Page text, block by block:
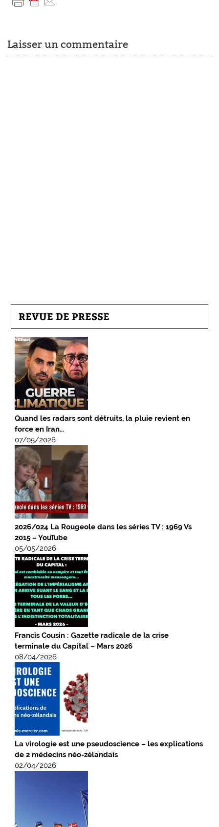
Laisser un commentaire
REVUE DE PRESSE
Quand les radars sont détruits, la pluie revient en
force en Iran…
07/05/2026
2026/024 La Rougeole dans les séries TV : 1969 Vs
2015 – YouTube
05/05/2026
Francis Cousin : Gazette radicale de la crise
terminale du Capital – Mars 2026
08/04/2026
La virologie est une pseudoscience – les explications
de 2 médecins néo-zélandais
02/04/2026